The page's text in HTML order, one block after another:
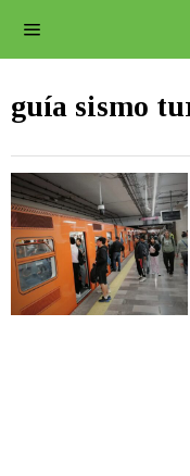
guía sismo